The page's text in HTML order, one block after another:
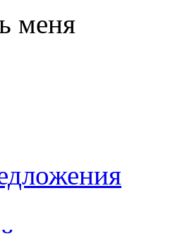
меня